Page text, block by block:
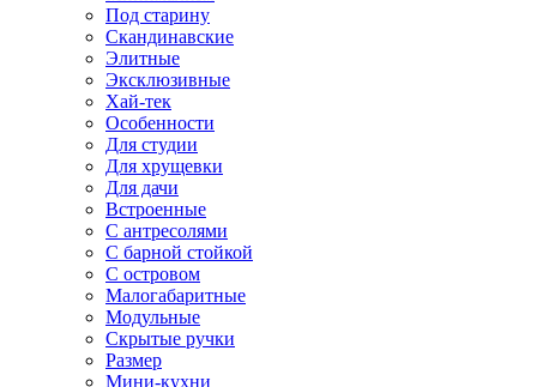
Под старину
Скандинавские
Элитные
Эксклюзивные
Хай-тек
Особенности
Для студии
Для хрущевки
Для дачи
Встроенные
С антресолями
С барной стойкой
С островом
Малогабаритные
Модульные
Скрытые ручки
Размер
Мини-кухни